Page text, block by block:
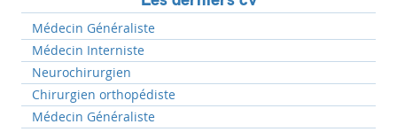
Médecin Généraliste
Médecin Interniste
Neurochirurgien
Chirurgien orthopédiste
Médecin Généraliste